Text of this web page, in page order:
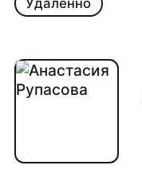
Удаленно